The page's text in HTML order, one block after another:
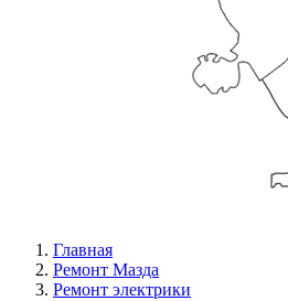
Главная
Ремонт Мазда
Ремонт электрики